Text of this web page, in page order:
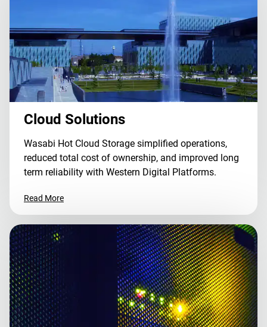
Cloud Solutions
Wasabi Hot Cloud Storage simplified operations,
reduced total cost of ownership, and improved long
term reliability with Western Digital Platforms.
Read More